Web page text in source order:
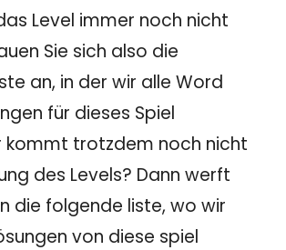
Level immer noch nicht
Sie sich also die
an, in der wir alle Word
für dieses Spiel
kommt trotzdem noch nicht
des Levels? Dann werft
die folgende liste, wo wir
von diese spiel